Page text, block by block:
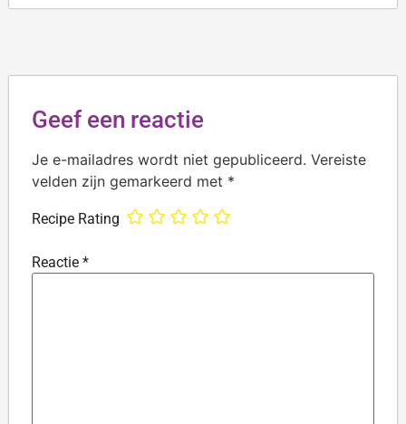
Geef een reactie
Je e-mailadres wordt niet gepubliceerd. Vereiste
velden zijn gemarkeerd met *
Recipe Rating
Reactie *